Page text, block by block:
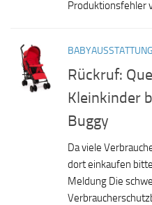
Produktionsfehler
BABYAUSSTATTUNG
Rückruf:
Kleinkinder
Buggy
Da viele
dort einkaufen
Meldung Die